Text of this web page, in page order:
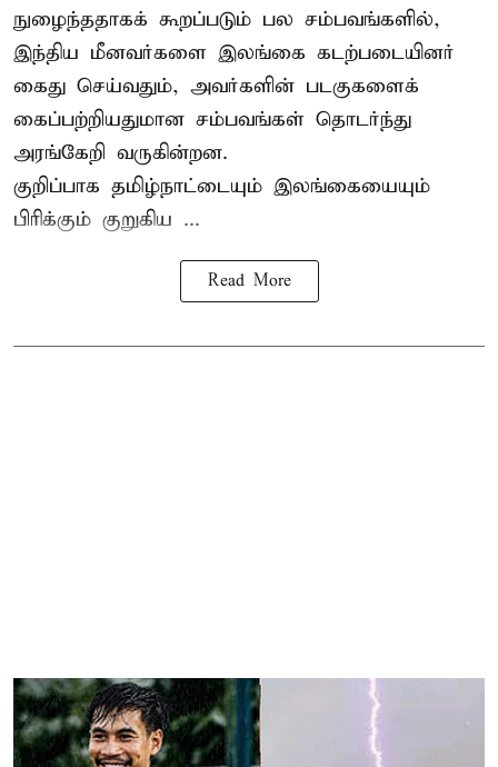
நுழைந்ததாகக் கூறப்படும் பல சம்பவங்களில்,
இந்திய மீனவர்களை இலங்கை கடற்படையினர்
கைது செய்வதும், அவர்களின் படகுகளைக்
கைப்பற்றியதுமான சம்பவங்கள் தொடர்ந்து
அரங்கேறி வருகின்றன.
குறிப்பாக தமிழ்நாட்டையும் இலங்கையையும்
பிரிக்கும் குறுகிய ...
Read More